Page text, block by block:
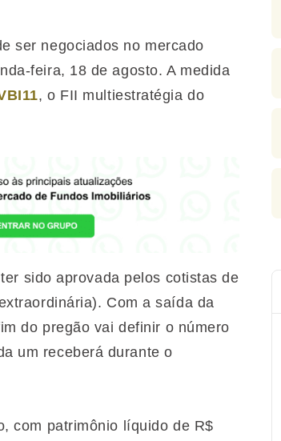
ser negociados no mercado
feira, 18 de agosto. A medida
, o FII multiestratégia do
sido aprovada pelos cotistas de
Com a saída da
do pregão vai definir o número
um receberá durante o
com patrimônio líquido de R$